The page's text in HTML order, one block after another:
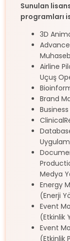
Sunulan
programları
3D
Airline
Uçuş
Brand
Medya
Energy
(Enerji
Event
(Etkinlik
Event
(Etkinlik